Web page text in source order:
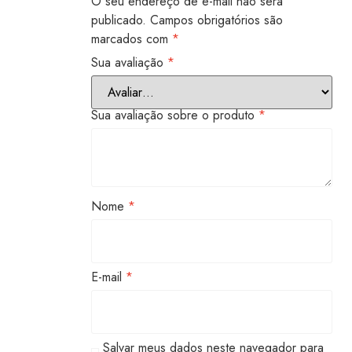
publicado. Campos obrigatórios são
marcados com *
Sua avaliação *
Sua avaliação sobre o produto*
Nome *
E-mail *
Salvar meus dados neste navegador para